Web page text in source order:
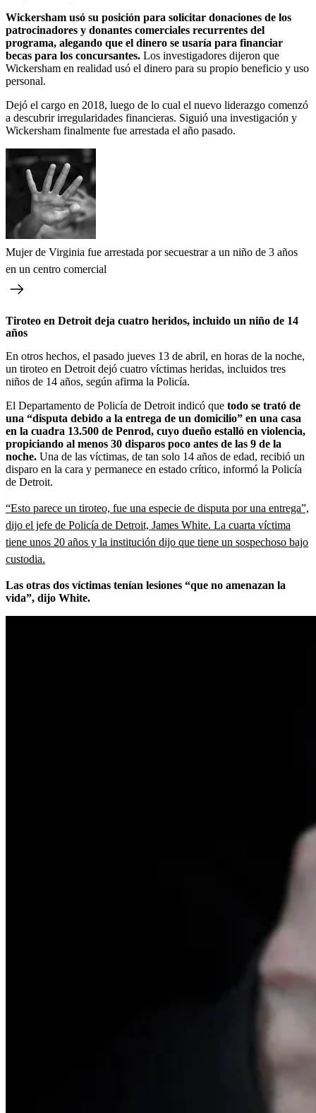
Wickersham usó su posición para solicitar donaciones de los
patrocinadores y donantes comerciales recurrentes del
programa, alegando que el dinero se usaría para financiar
becas para los concursantes. Los investigadores dijeron que
Wickersham en realidad usó el dinero para su propio beneficio y uso
personal.
Dejó el cargo en 2018, luego de lo cual el nuevo liderazgo comenzó
a descubrir irregularidades financieras. Siguió una investigación y
Wickersham finalmente fue arrestada el año pasado.
Mujer de Virginia fue arrestada por secuestrar a un niño de 3 años
en un centro comercial
Tiroteo en Detroit deja cuatro heridos, incluido un niño de 14
años
En otros hechos, el pasado jueves 13 de abril, en horas de la noche,
un tiroteo en Detroit dejó cuatro víctimas heridas, incluidos tres
niños de 14 años, según afirma la Policía.
El Departamento de Policía de Detroit indicó que todo se trató de
una “disputa debido a la entrega de un domicilio” en una casa
en la cuadra 13.500 de Penrod, cuyo dueño estalló en violencia,
propiciando al menos 30 disparos poco antes de las 9 de la
noche. Una de las víctimas, de tan solo 14 años de edad, recibió un
disparo en la cara y permanece en estado crítico, informó la Policía
de Detroit.
“Esto parece un tiroteo, fue una especie de disputa por una entrega”,
dijo el jefe de Policía de Detroit, James White. La cuarta víctima
tiene unos 20 años y la institución dijo que tiene un sospechoso bajo
custodia.
Las otras dos víctimas tenían lesiones “que no amenazan la
vida”, dijo White.